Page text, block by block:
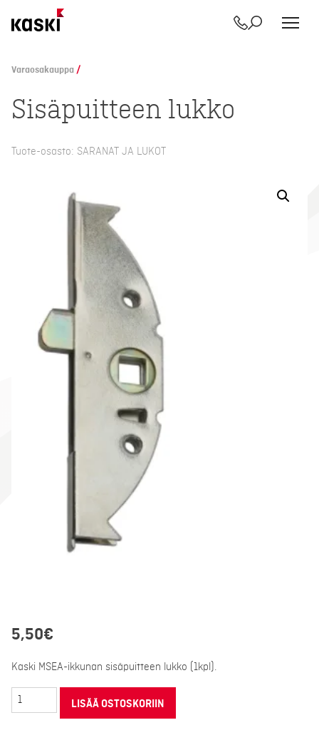
sisältöön
Yhteystiedot
Etsi
Varaosakauppa /
Sisäpuitteen lukko
Tuote-osasto: SARANAT JA LUKOT
5,50€
Kaski MSEA-ikkunan sisäpuitteen lukko (1kpl).
Sisäpuitteen
lukko
LISÄÄ OSTOSKORIIN